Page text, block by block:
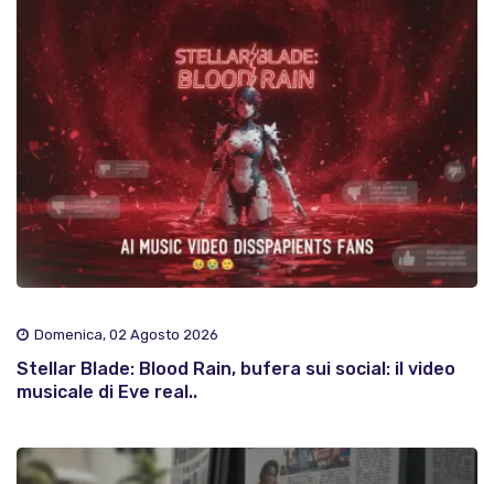
Domenica, 02 Agosto 2026
Stellar Blade: Blood Rain, bufera sui social: il video
musicale di Eve real..